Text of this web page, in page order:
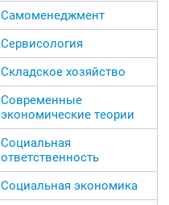
Самоменеджмент
Сервисология
Складское хозяйство
Современные
экономические теории
Социальная
ответственность
Социальная экономика